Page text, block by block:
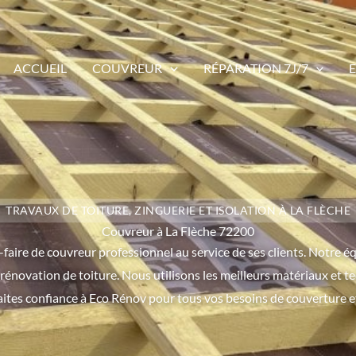
ACCUEIL COUVREUR RÉPARATION 7J/7
TRAVAUX DE TOITURE, ZINGUERIE ET ISOLATION À LA FLÈCHE
Couvreur à La Flèche 72200
de couvreur professionnel au service de ses clients. Notre
de toiture. Nous utilisons les meilleurs matériaux et
confiance à Eco Rénov pour tous vos besoins de couverture